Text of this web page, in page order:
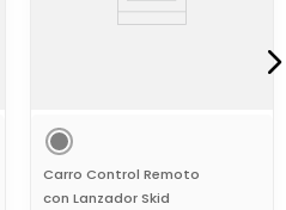
Carro Control Remoto
con Lanzador Skid